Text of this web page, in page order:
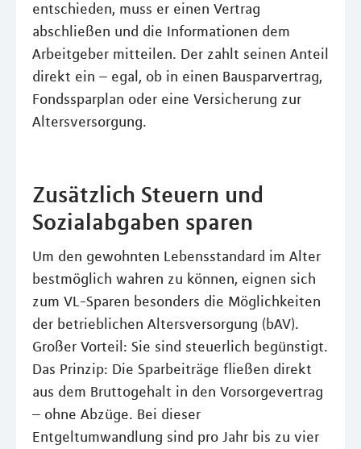
entschieden, muss er einen Vertrag
abschließen und die Informationen dem
Arbeitgeber mitteilen. Der zahlt seinen Anteil
direkt ein – egal, ob in einen Bausparvertrag,
Fondssparplan oder eine Versicherung zur
Altersversorgung.
Zusätzlich Steuern und
Sozialabgaben sparen
Um den gewohnten Lebensstandard im Alter
bestmöglich wahren zu können, eignen sich
zum VL-Sparen besonders die Möglichkeiten
der betrieblichen Altersversorgung (bAV).
Großer Vorteil: Sie sind steuerlich begünstigt.
Das Prinzip: Die Sparbeiträge fließen direkt
aus dem Bruttogehalt in den Vorsorgevertrag
– ohne Abzüge. Bei dieser
Entgeltumwandlung sind pro Jahr bis zu vier